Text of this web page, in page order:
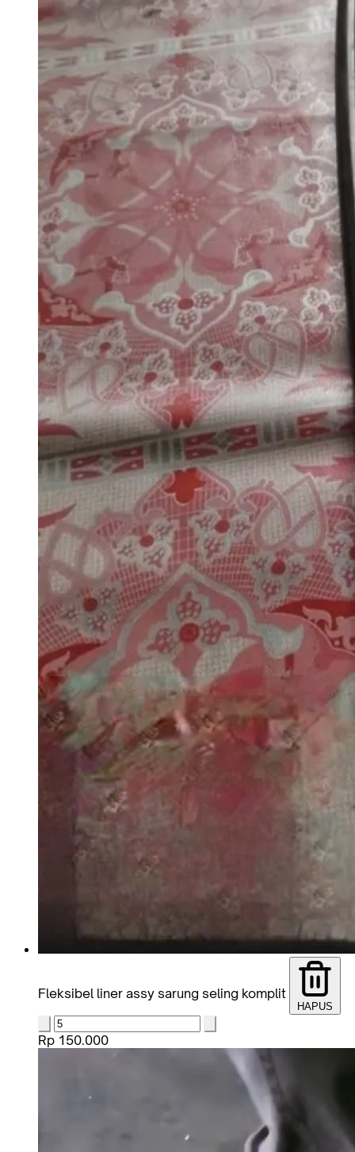
Fleksibel liner assy sarung seling komplit
HAPUS
Rp 150.000